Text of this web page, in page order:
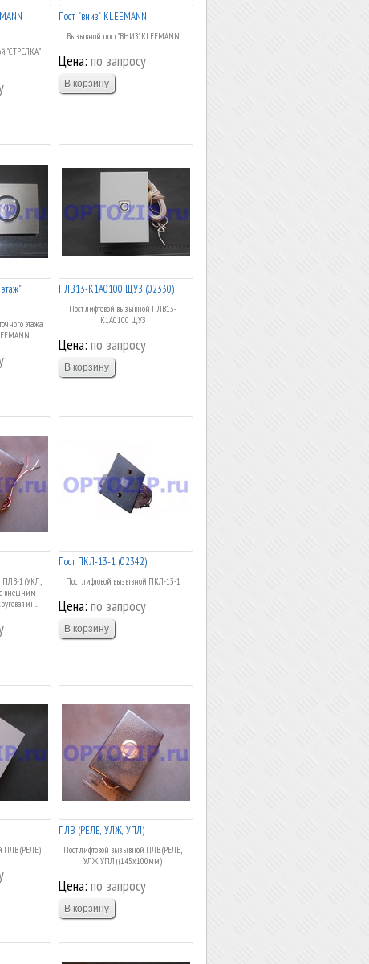
"СТРЕЛКА"
Пост "вниз" KLEEMANN
Вызывной пост "ВНИЗ" KLEEMANN
Цена: по запросу
этажа
ПЛВ13-К1А0100 ЩУЗ (02330)
Пост лифтовой вызывной ПЛВ13-
К1А0100 ЩУЗ
Цена: по запросу
ПЛВ-1 (УКЛ,
внешним
ин...
Пост ПКЛ-13-1 (02342)
Пост лифтовой вызывной ПКЛ-13-1
Цена: по запросу
ПЛВ (РЕЛЕ)
ПЛВ (РЕЛЕ, УЛЖ, УПЛ)
Пост лифтовой вызывной ПЛВ (РЕЛЕ,
УЛЖ, УПЛ) (145х100мм)
Цена: по запросу